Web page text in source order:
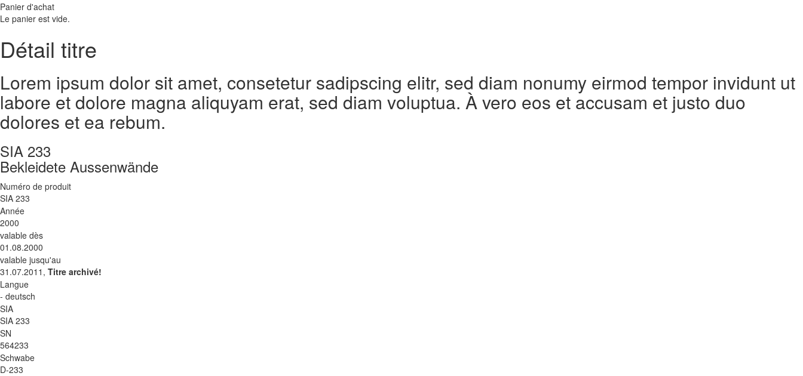
Panier d'achat
Le panier est vide.
Détail titre
Lorem ipsum dolor sit amet, consetetur sadipscing elitr, sed diam nonumy eirmod tempor invidunt ut
labore et dolore magna aliquyam erat, sed diam voluptua. À vero eos et accusam et justo duo
dolores et ea rebum.
SIA 233
Bekleidete Aussenwände
Numéro de produit
SIA 233
Année
2000
valable dès
01.08.2000
valable jusqu'au
31.07.2011, Titre archivé!
Langue
- deutsch
SIA
SIA 233
SN
564233
Schwabe
D-233